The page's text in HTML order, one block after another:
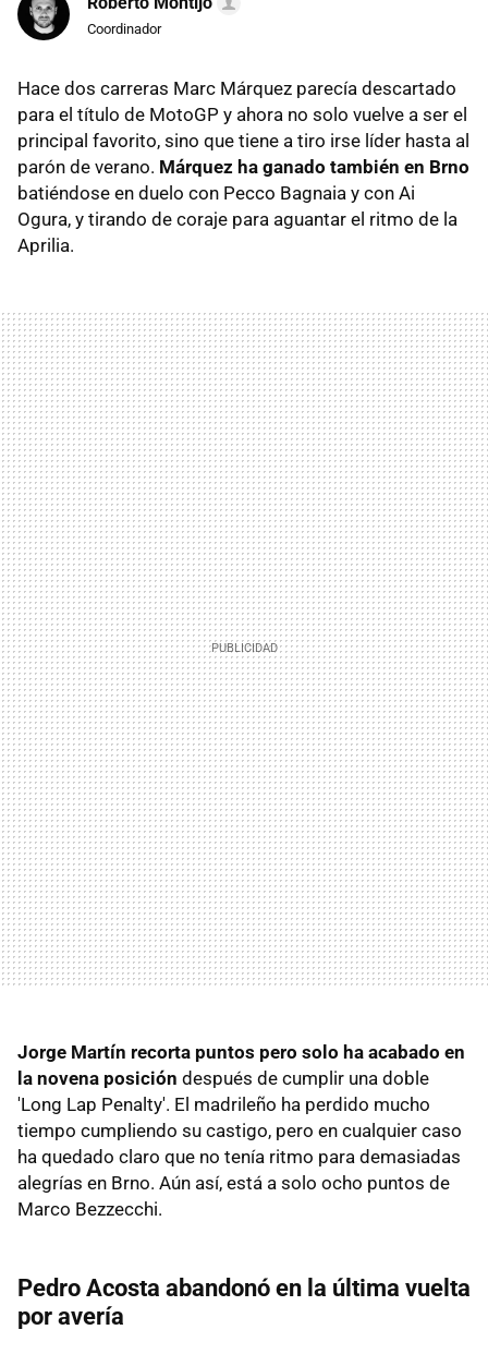
Coordinador
Hace dos carreras Marc Márquez parecía descartado
para el título de MotoGP y ahora no solo vuelve a ser el
principal favorito, sino que tiene a tiro irse líder hasta al
parón de verano. Márquez ha ganado también en Brno
batiéndose en duelo con Pecco Bagnaia y con Ai
Ogura, y tirando de coraje para aguantar el ritmo de la
Aprilia.
Jorge Martín recorta puntos pero solo ha acabado en
la novena posición después de cumplir una doble
'Long Lap Penalty'. El madrileño ha perdido mucho
tiempo cumpliendo su castigo, pero en cualquier caso
ha quedado claro que no tenía ritmo para demasiadas
alegrías en Brno. Aún así, está a solo ocho puntos de
Marco Bezzecchi.
Pedro Acosta abandonó en la última vuelta
por avería